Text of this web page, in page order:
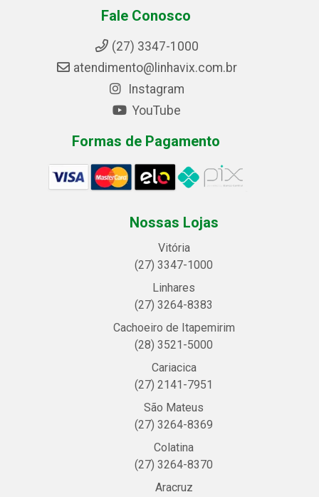
Fale Conosco
(27) 3347-1000
atendimento@linhavix.com.br
Instagram
YouTube
Formas de Pagamento
Nossas Lojas
Vitória
(27) 3347-1000
Linhares
(27) 3264-8383
Cachoeiro de Itapemirim
(28) 3521-5000
Cariacica
(27) 2141-7951
São Mateus
(27) 3264-8369
Colatina
(27) 3264-8370
Aracruz